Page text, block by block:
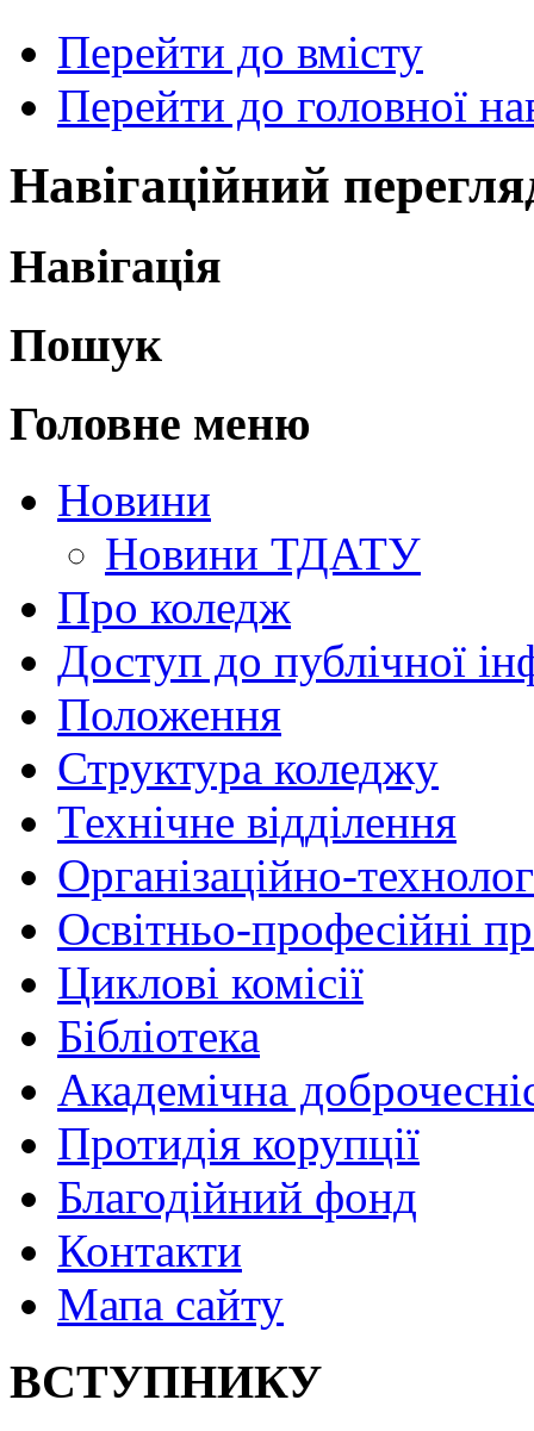
Перейти до вмісту
Перейти до головної
Навігаційний
Навігація
Пошук
Головне меню
Новини
Новини ТДАТУ
Про коледж
Доступ до публічної
Положення
Структура коледжу
Технічне відділення
Організаційно-
Освітньо-професійні
Циклові комісії
Бібліотека
Академічна
Протидія корупції
Благодійний фонд
Контакти
Мапа сайту
ВСТУПНИКУ